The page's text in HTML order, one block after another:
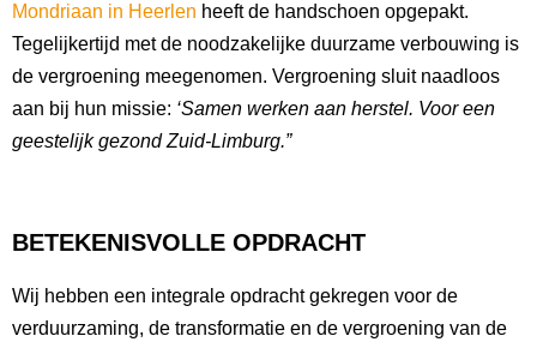
Mondriaan in Heerlen heeft de handschoen opgepakt.
Tegelijkertijd met de noodzakelijke duurzame verbouwing is
de vergroening meegenomen. Vergroening sluit naadloos
aan bij hun missie: ‘Samen werken aan herstel. Voor een
geestelijk gezond Zuid-Limburg.”
BETEKENISVOLLE OPDRACHT
Wij hebben een integrale opdracht gekregen voor de
verduurzaming, de transformatie en de vergroening van de